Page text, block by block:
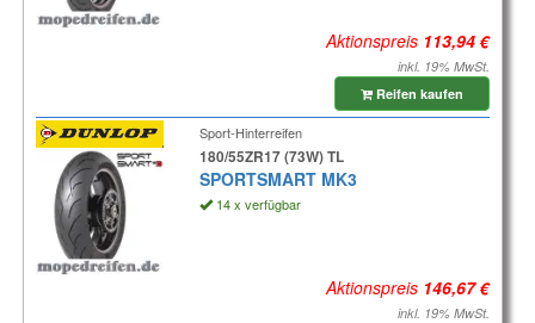
Aktionspreis
inkl. 19% MwSt.
Reifen kaufen
Sport-Hinterreifen
180/55ZR17 (73W) TL
SPORTSMART MK3
14 x verfügbar
Aktionspreis
inkl. 19% MwSt.